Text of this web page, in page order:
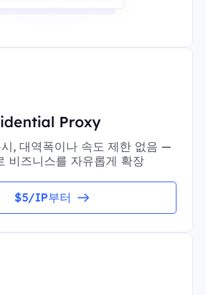
Proxy
, 대역폭이나 속도 제한 없음 —
비즈니스를 자유롭게 확장
$5/IP부터